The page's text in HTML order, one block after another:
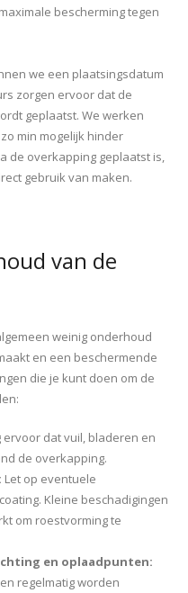
bescherming tegen
we een plaatsingsdatum
zorgen ervoor dat de
geplaatst. We werken
min mogelijk hinder
de overkapping geplaatst is,
gebruik van maken.
van de
weinig onderhoud
en een beschermende
die je kunt doen om de
ervoor dat vuil, bladeren en
de overkapping.
Let op eventuele
Kleine beschadigingen
om roestvorming te
en oplaadpunten:
regelmatig worden